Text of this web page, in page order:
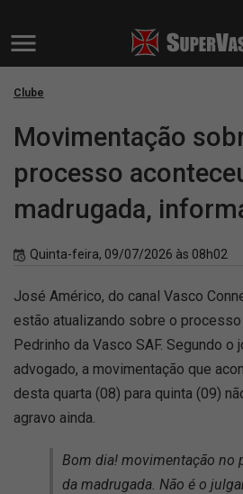
Clube
Movimentação
processo
madrugada,
Quinta-feira, 09/07/2026 às 08h02
José Américo, do canal Vasco
estão atualizando sobre o
Pedrinho da Vasco SAF. Segundo o
advogado, a movimentação que
desta quarta (08) para quinta (09)
agravo ainda.
Bom dia! movimentação no
da madrugada. Não é o